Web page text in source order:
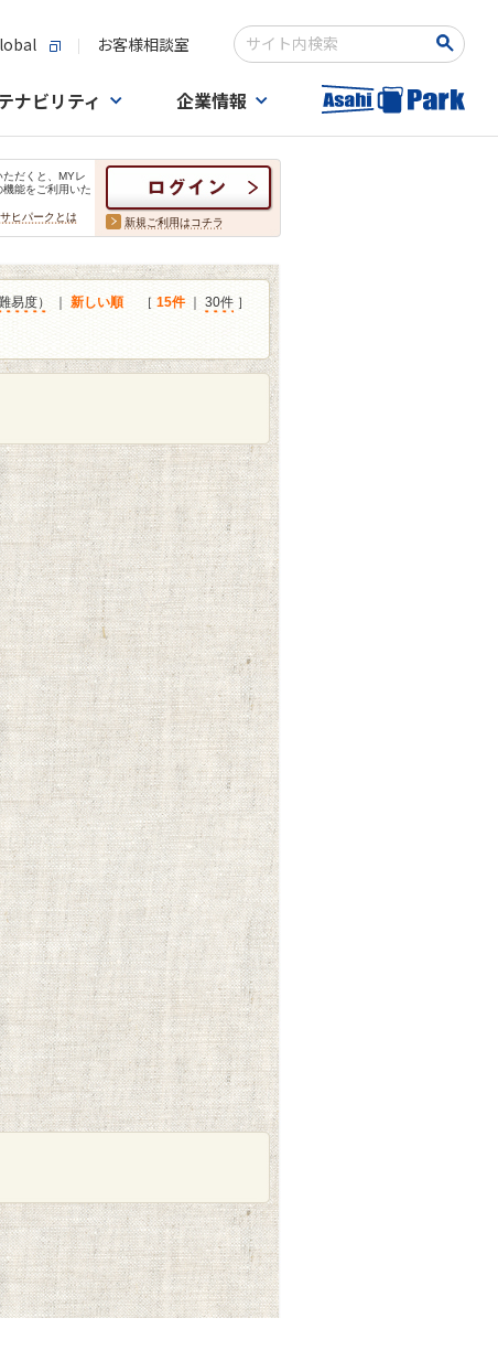
お客様相談室
検索キーワード入力
ナビリティ 企業情報
だくと、MYレ
能をご利用いた
ヒパークとは 新規ご利用はコチラ
易度） 新しい順 ［ 15件｜ 30件 ］